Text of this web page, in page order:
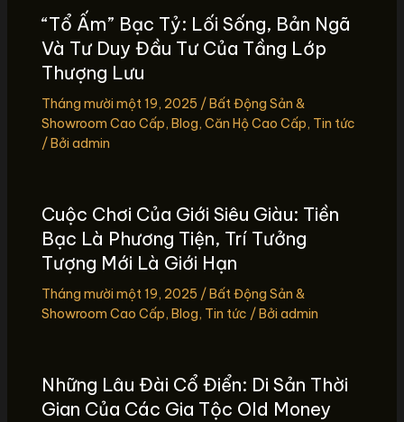
“Tổ Ấm” Bạc Tỷ: Lối Sống, Bản Ngã
Và Tư Duy Đầu Tư Của Tầng Lớp
Thượng Lưu
Tháng mười một 19, 2025 / Bất Động Sản &
Showroom Cao Cấp, Blog, Căn Hộ Cao Cấp, Tin tức
/ Bởi admin
Cuộc Chơi Của Giới Siêu Giàu: Tiền
Bạc Là Phương Tiện, Trí Tưởng
Tượng Mới Là Giới Hạn
Tháng mười một 19, 2025 / Bất Động Sản &
Showroom Cao Cấp, Blog, Tin tức / Bởi admin
Những Lâu Đài Cổ Điển: Di Sản Thời
Gian Của Các Gia Tộc Old Money